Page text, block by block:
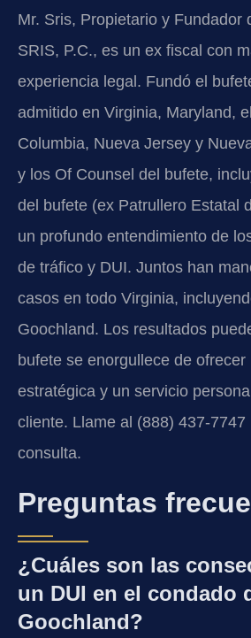
Mr. Sris, Propietario y Fundador
SRIS, P.C., es un ex fiscal con
experiencia legal. Fundó el
admitido en Virginia, Maryland,
Columbia, Nueva Jersey y
y los Of Counsel del bufete,
del bufete (ex Patrullero Estatal
un profundo entendimiento de
de tráfico y DUI. Juntos han
casos en todo Virginia,
Goochland. Los resultados
bufete se enorgullece de ofrecer
estratégica y un servicio
cliente. Llame al (888) 437-7747
consulta.
Preguntas
¿Cuáles son las
un DUI en el condado
Goochland?